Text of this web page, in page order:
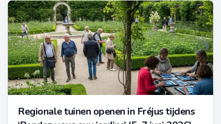
Regionale tuinen openen in Fréjus tijdens